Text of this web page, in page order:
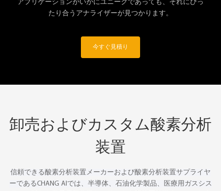
アプリケーションがいかにユニークであっても、それにぴっ
たり合うアナライザーが見つかります。
今すぐ見積り
卸売およびカスタム酸素分析
装置
信頼できる酸素分析装置メーカーおよび酸素分析装置サプライヤ
ーであるCHANG AIでは、半導体、石油化学製品、医療用ガスシス